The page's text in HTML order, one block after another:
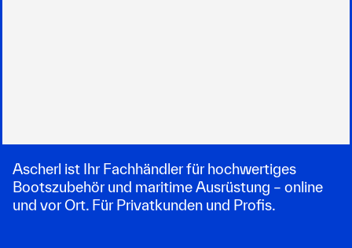
Ascherl ist Ihr Fachhändler für hochwertiges
Bootszubehör und maritime Ausrüstung – online
und vor Ort. Für Privatkunden und Profis.